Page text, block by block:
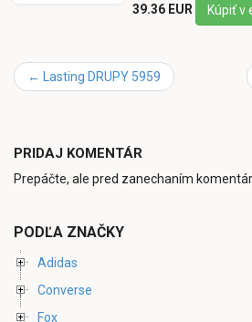
39.36 EUR
Kúpiť v
← Lasting DRUPY 5959
PRIDAJ KOMENTÁR
Prepáčte, ale pred zanechaním
PODĽA ZNAČKY
Adidas
Converse
Fox